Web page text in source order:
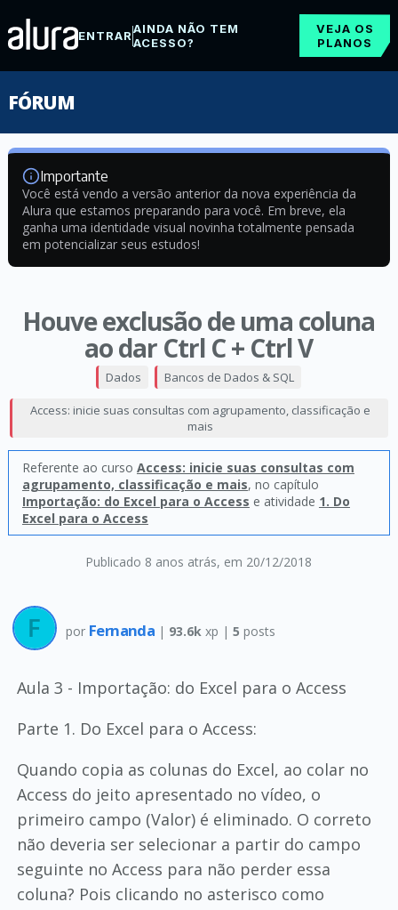
ENTRARAINDA NÃO TEM
ACESSO?
VEJA OS
PLANOS
FÓRUM
Importante
Você está vendo a versão anterior da nova experiência da
Alura que estamos preparando para você. Em breve, ela
ganha uma identidade visual novinha totalmente pensada
em potencializar seus estudos!
Houve exclusão de uma coluna
ao dar Ctrl C + Ctrl V
Publicado 8 anos atrás, em 20/12/2018
Dados Bancos de Dados & SQL
Access: inicie suas consultas com agrupamento, classificação e
mais
Referente ao curso Access: inicie suas consultas com
agrupamento, classificação e mais, no capítulo
Importação: do Excel para o Access e atividade 1. Do
Excel para o Access
por Fernanda | 93.6k xp | 5 posts
Aula 3 - Importação: do Excel para o Access
Parte 1. Do Excel para o Access:
Quando copia as colunas do Excel, ao colar no
Access do jeito apresentado no vídeo, o
primeiro campo (Valor) é eliminado. O correto
não deveria ser selecionar a partir do campo
seguinte no Access para não perder essa
coluna? Pois clicando no asterisco como